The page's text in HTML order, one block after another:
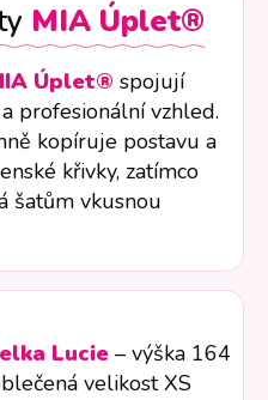
MIA Úplet®
Úplet® spojují
profesionální vzhled.
kopíruje postavu a
křivky, zatímco
šatům vkusnou
Lucie – výška 164
velikost XS